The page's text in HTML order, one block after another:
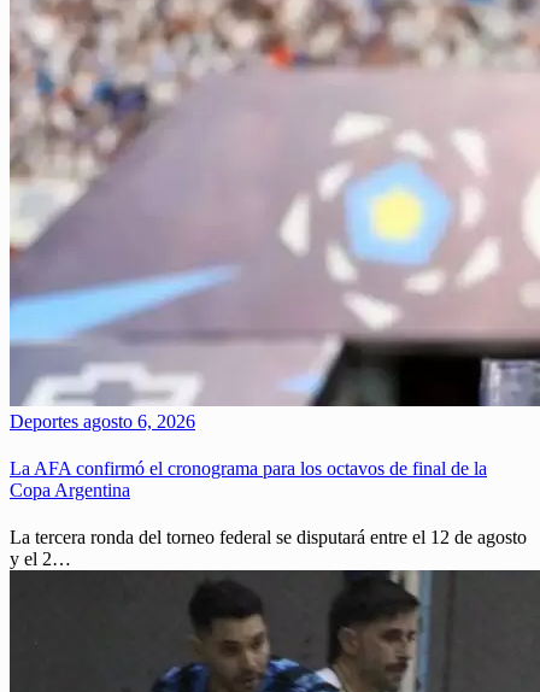
Deportes agosto 6, 2026
La AFA confirmó el cronograma para los octavos de final de la
Copa Argentina
La tercera ronda del torneo federal se disputará entre el 12 de agosto
y el 2…